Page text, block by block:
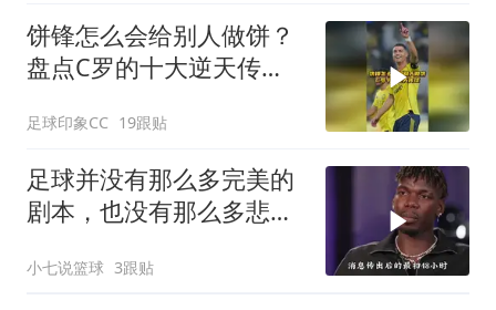
饼锋怎么会给别人做饼？
盘点C罗的十大逆天传
足球印象CC 19跟贴
足球并没有那么多完美的
剧本，也没有那么多悲观
暖着这个足球世界
小七说篮球 3跟贴